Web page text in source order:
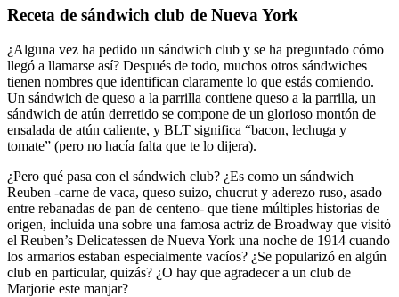
Receta de sándwich club de Nueva York
¿Alguna vez ha pedido un sándwich club y se ha preguntado cómo
llegó a llamarse así? Después de todo, muchos otros sándwiches
tienen nombres que identifican claramente lo que estás comiendo.
Un sándwich de queso a la parrilla contiene queso a la parrilla, un
sándwich de atún derretido se compone de un glorioso montón de
ensalada de atún caliente, y BLT significa “bacon, lechuga y
tomate” (pero no hacía falta que te lo dijera).
¿Pero qué pasa con el sándwich club? ¿Es como un sándwich
Reuben -carne de vaca, queso suizo, chucrut y aderezo ruso, asado
entre rebanadas de pan de centeno- que tiene múltiples historias de
origen, incluida una sobre una famosa actriz de Broadway que visitó
el Reuben’s Delicatessen de Nueva York una noche de 1914 cuando
los armarios estaban especialmente vacíos? ¿Se popularizó en algún
club en particular, quizás? ¿O hay que agradecer a un club de
Marjorie este manjar?